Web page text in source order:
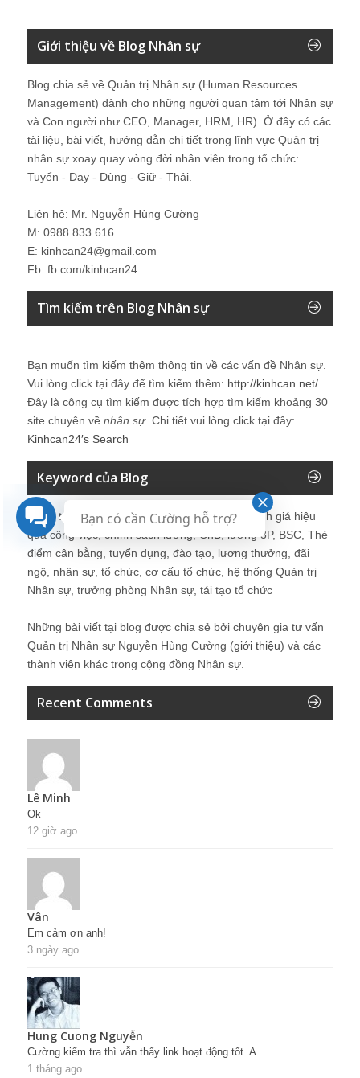
Giới thiệu về Blog Nhân sự
Blog chia sẻ về Quản trị Nhân sự (Human Resources
Management) dành cho những người quan tâm tới Nhân sự
và Con người như CEO, Manager, HRM, HR). Ở đây có các
tài liệu, bài viết, hướng dẫn chi tiết trong lĩnh vực Quản trị
nhân sự xoay quay vòng đời nhân viên trong tổ chức:
Tuyển - Dạy - Dùng - Giữ - Thải.
Liên hệ: Mr. Nguyễn Hùng Cường
M: 0988 833 616
E: kinhcan24@gmail.com
Fb: fb.com/kinhcan24
Tìm kiếm trên Blog Nhân sự
Bạn muốn tìm kiếm thêm thông tin về các vấn đề Nhân sự
Vui lòng click tại đây để tìm kiếm thêm: http://kinhcan.net/
Đây là công cụ tìm kiếm được tích hợp tìm kiếm khoảng 30
site chuyên về nhân sự. Chi tiết vui lòng click tại đây:
Kinhcan24′s Search
Keyword của Blog
Quản trị nhân sự, Human Resources, KPI, Đánh giá hiệu
quả công việc, chính sách lương, CnB, lương 3P, BSC, Thẻ
điểm cân bằng, tuyển dụng, đào tạo, lương thưởng, đãi
ngộ, nhân sự, tổ chức, cơ cấu tổ chức, hệ thống Quản trị
Nhân sự, trưởng phòng Nhân sự, tái tạo tổ chức
Những bài viết tại blog được chia sẻ bởi chuyên gia tư vấn
Quản trị Nhân sự Nguyễn Hùng Cường (giới thiệu) và các
thành viên khác trong cộng đồng Nhân sự.
Recent Comments
Lê Minh
Ok
12 giờ ago
Vân
Em cảm ơn anh!
3 ngày ago
Hung Cuong Nguyễn
Cường kiểm tra thì vẫn thấy link hoạt động tốt. A...
1 tháng ago
Bạn có cần Cường hỗ trợ?